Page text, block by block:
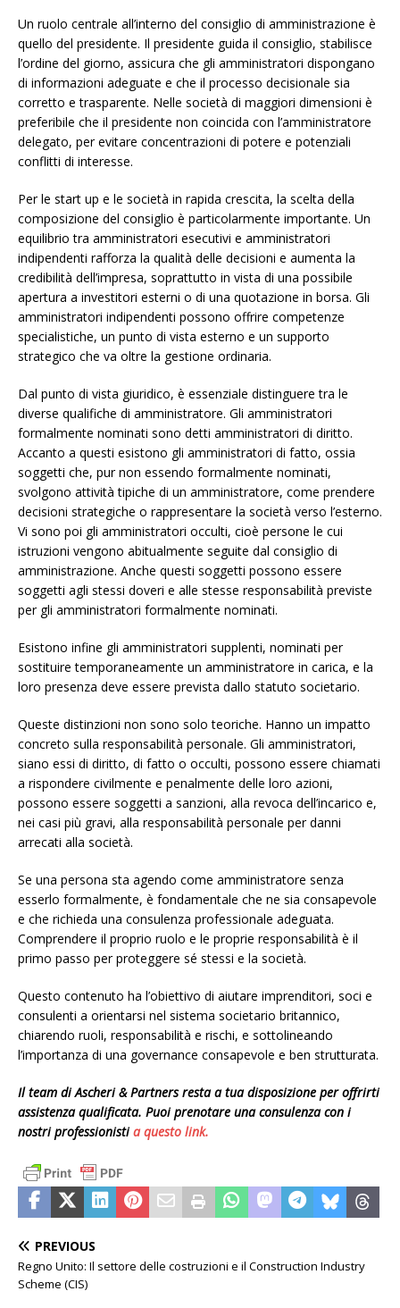
Un ruolo centrale all’interno del consiglio di amministrazione è
quello del presidente. Il presidente guida il consiglio, stabilisce
l’ordine del giorno, assicura che gli amministratori dispongano
di informazioni adeguate e che il processo decisionale sia
corretto e trasparente. Nelle società di maggiori dimensioni è
preferibile che il presidente non coincida con l’amministratore
delegato, per evitare concentrazioni di potere e potenziali
conflitti di interesse.
Per le start up e le società in rapida crescita, la scelta della
composizione del consiglio è particolarmente importante. Un
equilibrio tra amministratori esecutivi e amministratori
indipendenti rafforza la qualità delle decisioni e aumenta la
credibilità dell’impresa, soprattutto in vista di una possibile
apertura a investitori esterni o di una quotazione in borsa. Gli
amministratori indipendenti possono offrire competenze
specialistiche, un punto di vista esterno e un supporto
strategico che va oltre la gestione ordinaria.
Dal punto di vista giuridico, è essenziale distinguere tra le
diverse qualifiche di amministratore. Gli amministratori
formalmente nominati sono detti amministratori di diritto.
Accanto a questi esistono gli amministratori di fatto, ossia
soggetti che, pur non essendo formalmente nominati,
svolgono attività tipiche di un amministratore, come prendere
decisioni strategiche o rappresentare la società verso l’esterno.
Vi sono poi gli amministratori occulti, cioè persone le cui
istruzioni vengono abitualmente seguite dal consiglio di
amministrazione. Anche questi soggetti possono essere
soggetti agli stessi doveri e alle stesse responsabilità previste
per gli amministratori formalmente nominati.
Esistono infine gli amministratori supplenti, nominati per
sostituire temporaneamente un amministratore in carica, e la
loro presenza deve essere prevista dallo statuto societario.
Queste distinzioni non sono solo teoriche. Hanno un impatto
concreto sulla responsabilità personale. Gli amministratori,
siano essi di diritto, di fatto o occulti, possono essere chiamati
a rispondere civilmente e penalmente delle loro azioni,
possono essere soggetti a sanzioni, alla revoca dell’incarico e,
nei casi più gravi, alla responsabilità personale per danni
arrecati alla società.
Se una persona sta agendo come amministratore senza
esserlo formalmente, è fondamentale che ne sia consapevole
e che richieda una consulenza professionale adeguata.
Comprendere il proprio ruolo e le proprie responsabilità è il
primo passo per proteggere sé stessi e la società.
Questo contenuto ha l’obiettivo di aiutare imprenditori, soci e
consulenti a orientarsi nel sistema societario britannico,
chiarendo ruoli, responsabilità e rischi, e sottolineando
l’importanza di una governance consapevole e ben strutturata.
Il team di Ascheri & Partners resta a tua disposizione per offrirti
assistenza qualificata. Puoi prenotare una consulenza con i
nostri professionistia questo link.
PREVIOUS
Regno Unito: Il settore delle costruzioni e il Construction Industry
Scheme (CIS)